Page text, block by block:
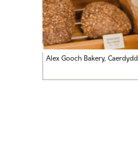
Alex Gooch Bakery, Caerdydd